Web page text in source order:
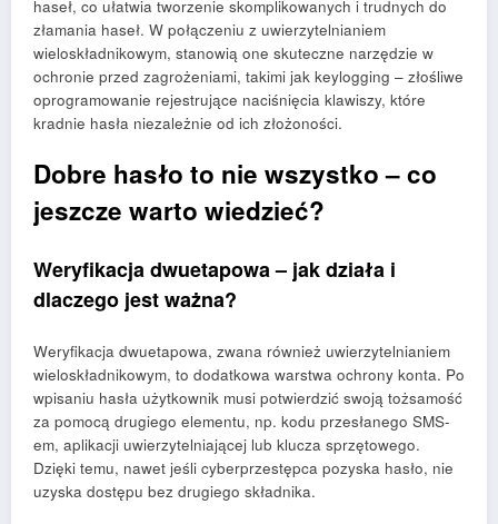
haseł, co ułatwia tworzenie skomplikowanych i trudnych do
złamania haseł. W połączeniu z uwierzytelnianiem
wieloskładnikowym, stanowią one skuteczne narzędzie w
ochronie przed zagrożeniami, takimi jak keylogging – złośliwe
oprogramowanie rejestrujące naciśnięcia klawiszy, które
kradnie hasła niezależnie od ich złożoności.
Dobre hasło to nie wszystko – co
jeszcze warto wiedzieć?
Weryfikacja dwuetapowa – jak działa i
dlaczego jest ważna?
Weryfikacja dwuetapowa, zwana również uwierzytelnianiem
wieloskładnikowym, to dodatkowa warstwa ochrony konta. Po
wpisaniu hasła użytkownik musi potwierdzić swoją tożsamość
za pomocą drugiego elementu, np. kodu przesłanego SMS-
em, aplikacji uwierzytelniającej lub klucza sprzętowego.
Dzięki temu, nawet jeśli cyberprzestępca pozyska hasło, nie
uzyska dostępu bez drugiego składnika.